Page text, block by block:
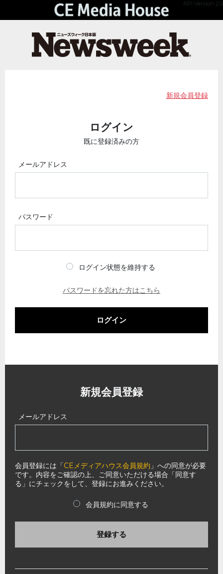
API Version 2.0
新規会員登録
ログイン
既に登録済みの方
メールアドレス
パスワード
ログイン状態を維持する
パスワードを忘れた方はこちら
ログイン
新規会員登録
メールアドレス
会員登録には「CEメディアハウス会員規約 」への同意が必要
です。内容をご確認の上、ご同意いただける場合「同意す
る」にチェックをして、登録にお進みください。
会員規約に同意する
登録する